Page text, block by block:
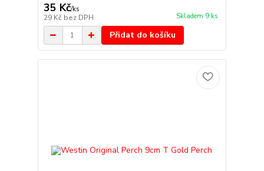
35 Kč/ks
29 Kč bez DPH Skladem 9 ks
Přidat do košíku